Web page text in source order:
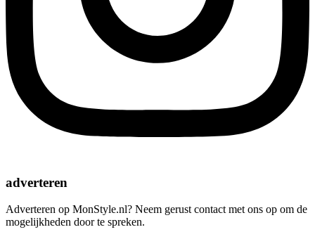
adverteren
Adverteren op MonStyle.nl? Neem gerust contact met ons op om de
mogelijkheden door te spreken.